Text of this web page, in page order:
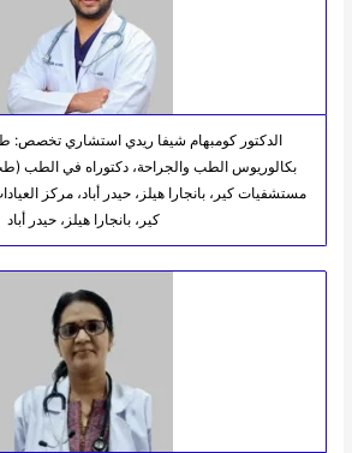
الدكتور كومبهام شيفا ريدي استشاري تخصص:
بكالوريوس الطب والجراحة، دكتوراه في الطب
مستشفيات كير، بانجارا هيلز، حيدر أباد، مركز
كير، بانجارا هيلز، حيدر أباد